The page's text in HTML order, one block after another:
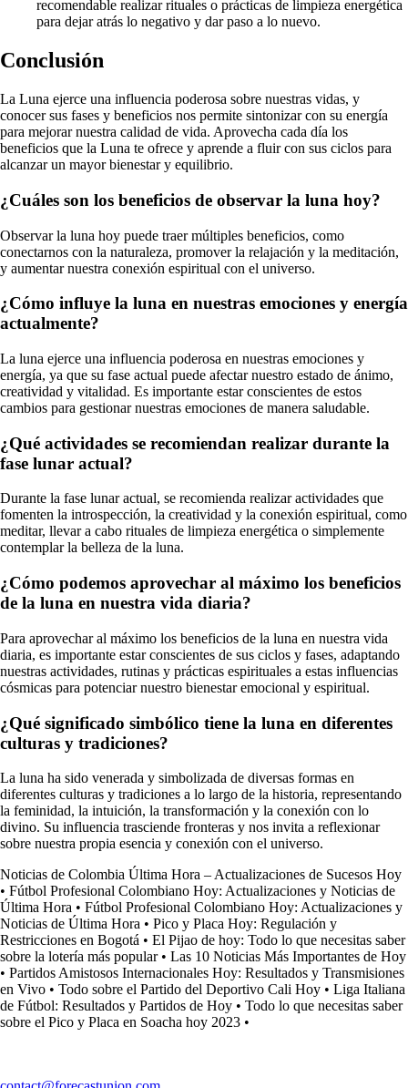
recomendable realizar rituales o prácticas de limpieza energética
para dejar atrás lo negativo y dar paso a lo nuevo.
Conclusión
La Luna ejerce una influencia poderosa sobre nuestras vidas, y
conocer sus fases y beneficios nos permite sintonizar con su energía
para mejorar nuestra calidad de vida. Aprovecha cada día los
beneficios que la Luna te ofrece y aprende a fluir con sus ciclos para
alcanzar un mayor bienestar y equilibrio.
¿Cuáles son los beneficios de observar la luna hoy?
Observar la luna hoy puede traer múltiples beneficios, como
conectarnos con la naturaleza, promover la relajación y la meditación,
y aumentar nuestra conexión espiritual con el universo.
¿Cómo influye la luna en nuestras emociones y energía
actualmente?
La luna ejerce una influencia poderosa en nuestras emociones y
energía, ya que su fase actual puede afectar nuestro estado de ánimo,
creatividad y vitalidad. Es importante estar conscientes de estos
cambios para gestionar nuestras emociones de manera saludable.
¿Qué actividades se recomiendan realizar durante la
fase lunar actual?
Durante la fase lunar actual, se recomienda realizar actividades que
fomenten la introspección, la creatividad y la conexión espiritual, como
meditar, llevar a cabo rituales de limpieza energética o simplemente
contemplar la belleza de la luna.
¿Cómo podemos aprovechar al máximo los beneficios
de la luna en nuestra vida diaria?
Para aprovechar al máximo los beneficios de la luna en nuestra vida
diaria, es importante estar conscientes de sus ciclos y fases, adaptando
nuestras actividades, rutinas y prácticas espirituales a estas influencias
cósmicas para potenciar nuestro bienestar emocional y espiritual.
¿Qué significado simbólico tiene la luna en diferentes
culturas y tradiciones?
La luna ha sido venerada y simbolizada de diversas formas en
diferentes culturas y tradiciones a lo largo de la historia, representando
la feminidad, la intuición, la transformación y la conexión con lo
divino. Su influencia trasciende fronteras y nos invita a reflexionar
sobre nuestra propia esencia y conexión con el universo.
Noticias de Colombia Última Hora – Actualizaciones de Sucesos Hoy
• Fútbol Profesional Colombiano Hoy: Actualizaciones y Noticias de
Última Hora • Fútbol Profesional Colombiano Hoy: Actualizaciones y
Noticias de Última Hora • Pico y Placa Hoy: Regulación y
Restricciones en Bogotá • El Pijao de hoy: Todo lo que necesitas saber
sobre la lotería más popular• Las 10 Noticias Más Importantes de Hoy
• Partidos Amistosos Internacionales Hoy: Resultados y Transmisiones
en Vivo • Todo sobre el Partido del Deportivo Cali Hoy • Liga Italiana
de Fútbol: Resultados y Partidos de Hoy • Todo lo que necesitas saber
sobre el Pico y Placa en Soacha hoy 2023 •